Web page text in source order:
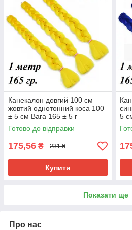
Канекалон довгий 100 см
жовтий однотонний коса 100
± 5 см Вага 165 ± 5 г
Термостійкий Yellow2/100
Готово до відправки
175,56 ₴ 231 ₴
Купити
5
Показати ще
Про нас